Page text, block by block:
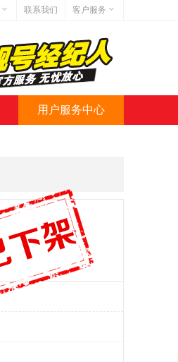
联系我们
客户服务
网站地图
网站简介
用户服务中心